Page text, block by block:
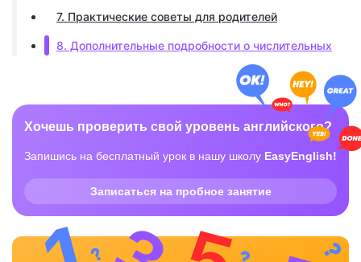
7. Практические советы для родителей
8. Дополнительные подробности о числительных
Хочешь проверить свой уровень английского?
Запишись на бесплатный урок в нашу школу EasyEnglish!
Записаться на пробное занятие